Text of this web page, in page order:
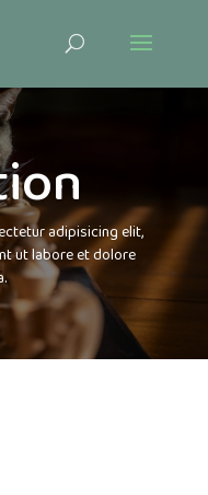
adipisicing elit,
ut labore et dolore